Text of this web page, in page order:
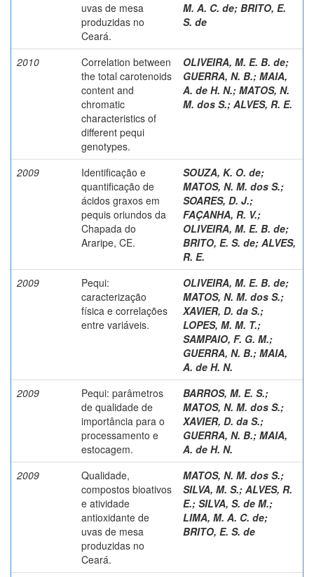
uvas de mesa
produzidas no
Ceará.
M. A. C. de; BRITO, E.
S. de
2010
Correlation between
the total carotenoids
content and
chromatic
characteristics of
different pequi
genotypes.
OLIVEIRA, M. E. B. de;
GUERRA, N. B.; MAIA,
A. de H. N.; MATOS, N.
M. dos S.; ALVES, R. E.
2009
Identificação e
quantificação de
ácidos graxos em
pequis oriundos da
Chapada do
Araripe, CE.
SOUZA, K. O. de;
MATOS, N. M. dos S.;
SOARES, D. J.;
FAÇANHA, R. V.;
OLIVEIRA, M. E. B. de;
BRITO, E. S. de; ALVES,
R. E.
2009
Pequi:
caracterização
física e correlações
entre variáveis.
OLIVEIRA, M. E. B. de;
MATOS, N. M. dos S.;
XAVIER, D. da S.;
LOPES, M. M. T.;
SAMPAIO, F. G. M.;
GUERRA, N. B.; MAIA,
A. de H. N.
2009
Pequi: parâmetros
de qualidade de
importância para o
processamento e
estocagem.
BARROS, M. E. S.;
MATOS, N. M. dos S.;
XAVIER, D. da S.;
GUERRA, N. B.; MAIA,
A. de H. N.
2009
Qualidade,
compostos bioativos
e atividade
antioxidante de
uvas de mesa
produzidas no
Ceará.
MATOS, N. M. dos S.;
SILVA, M. S.; ALVES, R.
E.; SILVA, S. de M.;
LIMA, M. A. C. de;
BRITO, E. S. de